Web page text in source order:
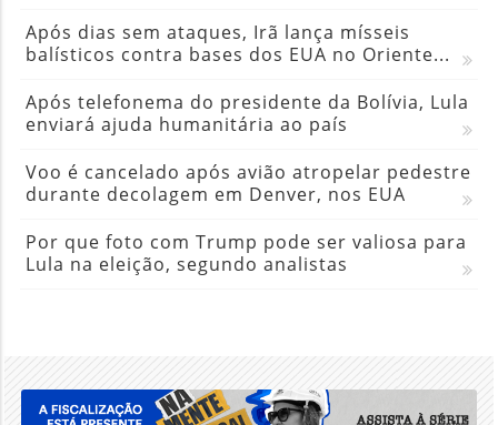
Após dias sem ataques, Irã lança mísseis
balísticos contra bases dos EUA no Oriente...
Após telefonema do presidente da Bolívia, Lula
enviará ajuda humanitária ao país
Voo é cancelado após avião atropelar pedestre
durante decolagem em Denver, nos EUA
Por que foto com Trump pode ser valiosa para
Lula na eleição, segundo analistas